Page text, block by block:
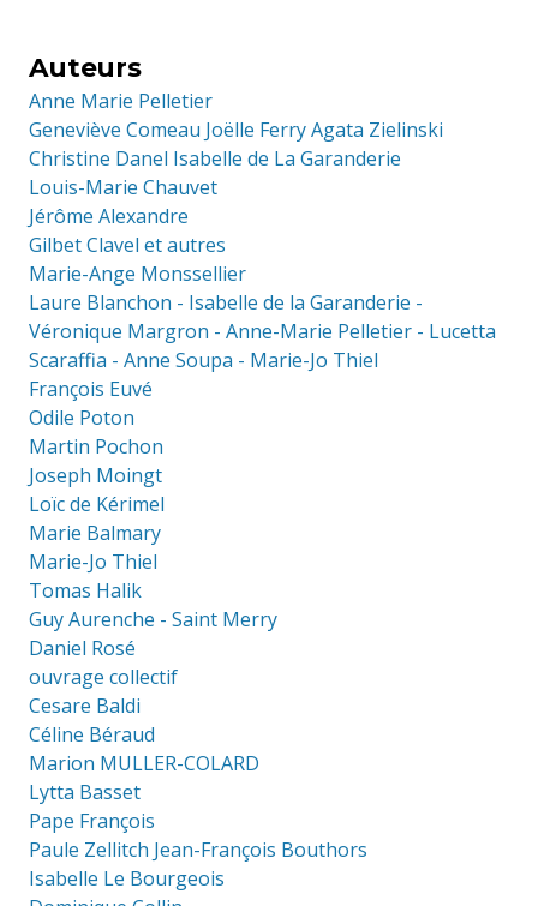
Auteurs
Anne Marie Pelletier
Geneviève Comeau Joëlle Ferry Agata Zielinski
Christine Danel Isabelle de La Garanderie
Louis-Marie Chauvet
Jérôme Alexandre
Gilbet Clavel et autres
Marie-Ange Monssellier
Laure Blanchon - Isabelle de la Garanderie -
Véronique Margron - Anne-Marie Pelletier - Lucetta
Scaraffia - Anne Soupa - Marie-Jo Thiel
François Euvé
Odile Poton
Martin Pochon
Joseph Moingt
Loïc de Kérimel
Marie Balmary
Marie-Jo Thiel
Tomas Halik
Guy Aurenche - Saint Merry
Daniel Rosé
ouvrage collectif
Cesare Baldi
Céline Béraud
Marion MULLER-COLARD
Lytta Basset
Pape François
Paule Zellitch Jean-François Bouthors
Isabelle Le Bourgeois